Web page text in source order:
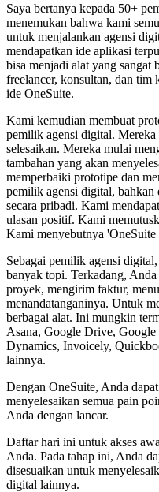
Saya bertanya kepada 50+
menemukan bahwa kami
untuk menjalankan agensi
mendapatkan ide aplikasi
bisa menjadi alat yang sangat
freelancer, konsultan, dan tim
ide OneSuite.
Kami kemudian membuat
pemilik agensi digital. Mereka
selesaikan. Mereka mulai
tambahan yang akan
memperbaiki prototipe dan
pemilik agensi digital,
secara pribadi. Kami
ulasan positif. Kami
Kami menyebutnya
Sebagai pemilik agensi
banyak topi. Terkadang,
proyek, mengirim faktur,
menandatanganinya. Untuk
berbagai alat. Ini mungkin
Asana, Google Drive,
Dynamics, Invoicely,
lainnya.
Dengan OneSuite, Anda
menyelesaikan semua pain
Anda dengan lancar.
Daftar hari ini untuk akses
Anda. Pada tahap ini, Anda
disesuaikan untuk
digital lainnya.